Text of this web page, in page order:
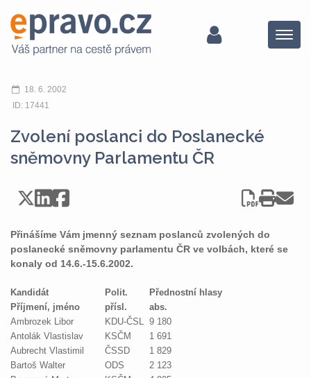
Menu
18. 6. 2002
ID: 17441
Zvolení poslanci do Poslanecké
sněmovny Parlamentu ČR
Přinášíme Vám jmenný seznam poslanců zvolených do
poslanecké sněmovny parlamentu ČR ve volbách, které se
konaly od 14.6.-15.6.2002.
Kandidát Polit.
Přednostní hlasy
Příjmení, jméno
přísl.
abs.
Ambrozek Libor
KDU-ČSL 9 180
Antolák Vlastislav
KSČM
1 691
Aubrecht Vlastimil
ČSSD
1 829
Bartoš Walter
ODS
2 123